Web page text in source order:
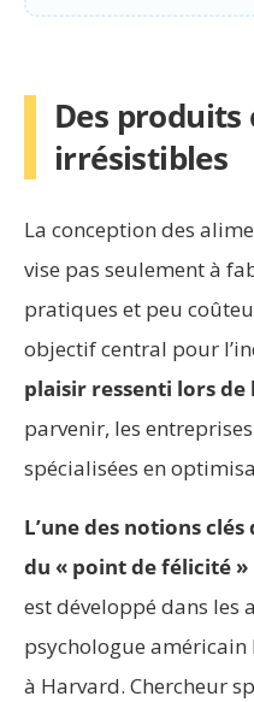
Des
irrésistibles
La conception des
vise pas seulement à
pratiques et peu
objectif central pour
plaisir ressenti lors
parvenir, les
spécialisées en
L’une des notions
du « point de félicité »
est développé dans les
psychologue
à Harvard. Chercheur